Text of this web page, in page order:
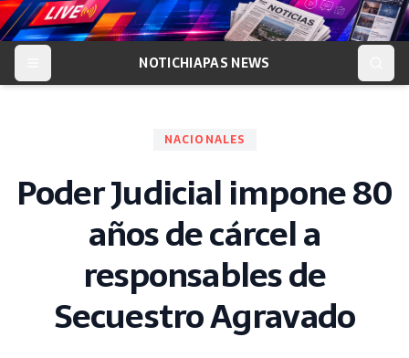
NOTICHIAPAS NEWS
NACIONALES
Poder Judicial impone 80
años de cárcel a
responsables de
Secuestro Agravado